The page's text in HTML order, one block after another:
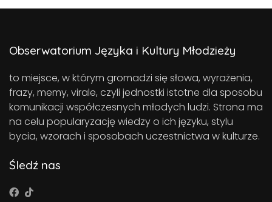
Obserwatorium Języka i Kultury Młodzieży
to miejsce, w którym gromadzi się słowa, wyrażenia,
frazy, memy, virale, czyli jednostki istotne dla sposobu
komunikacji współczesnych młodych ludzi. Strona ma
na celu popularyzację wiedzy o ich języku, stylu
bycia, wzorach i sposobach uczestnictwa w kulturze.
Śledź nas